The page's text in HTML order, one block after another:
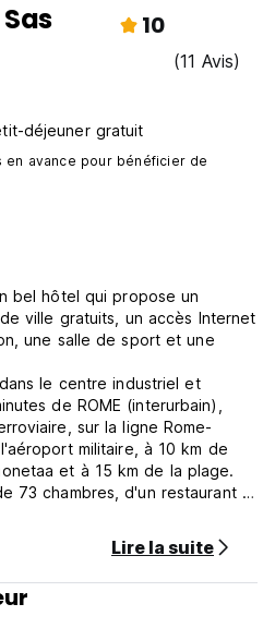
10
(11 Avis)
déjeuner gratuit‎
avance pour bénéficier de
bel hôtel qui propose un
ville gratuits, un accès Internet
une salle de sport et une
le centre industriel et
de ROME (interurbain),
sur la ligne Rome-
militaire, à 10 km de
et à 15 km de la plage.
73 chambres, d'un restaurant et
et de la télévision par câble.
l'hôtel Excelsior Sas :
Lire la suite